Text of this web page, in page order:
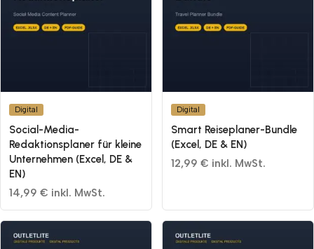
Digital
Social-Media-
Redaktionsplaner für kleine
Unternehmen (Excel, DE &
EN)
14,99 € inkl. MwSt.
Digital
Smart Reiseplaner-Bundle
(Excel, DE & EN)
12,99 € inkl. MwSt.